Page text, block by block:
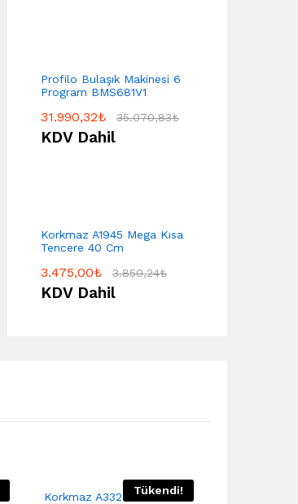
Profilo Bulaşık Makinesi 6
Program BMS681V1
31.990,32₺ 35.070,83₺
KDV Dahil
Korkmaz A1945 Mega Kısa
Tencere 40 Cm
3.475,00₺ 3.850,24₺
KDV Dahil
Tükendi!
Korkmaz A332 Demiks